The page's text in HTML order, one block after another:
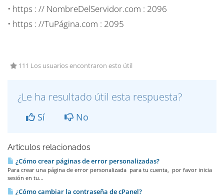
• https : // NombreDelServidor.com : 2096
• https : //TuPágina.com : 2095
111 Los usuarios encontraron esto útil
¿Le ha resultado útil esta respuesta?
Sí No
Artículos relacionados
¿Cómo crear páginas de error personalizadas?
Para crear una página de error personalizada para tu cuenta, por favor inicia
sesión en tu...
¿Cómo cambiar la contraseña de cPanel?